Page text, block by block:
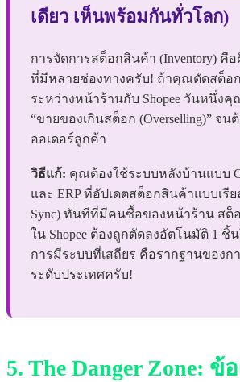
เดียว เห็นพร้อมกันทั่วโลก)
การจัดการสต็อกสินค้า (Inventory) คื
ที่มีหลายช่องทางครับ! ถ้าคุณตัดสต็อ
ระหว่างหน้าร้านกับ Shopee วันหนึ่ง
“ขายของเกินสต็อก (Overselling)” จน
ออเดอร์ลูกค้า
วิธีแก้: คุณต้องใช้ระบบหลังบ้านแบบ
และ ERP ที่อัปเดตสต็อกสินค้าแบบเรีย
Sync) ทันทีที่มีคนซื้อของหน้าร้าน สต็
ใน Shopee ต้องถูกตัดลงอัตโนมัติ 1 ชิ้
การมีระบบที่เสถียร คือรากฐานของก
ระดับประเทศครับ!
5. The Danger Zone: ข้